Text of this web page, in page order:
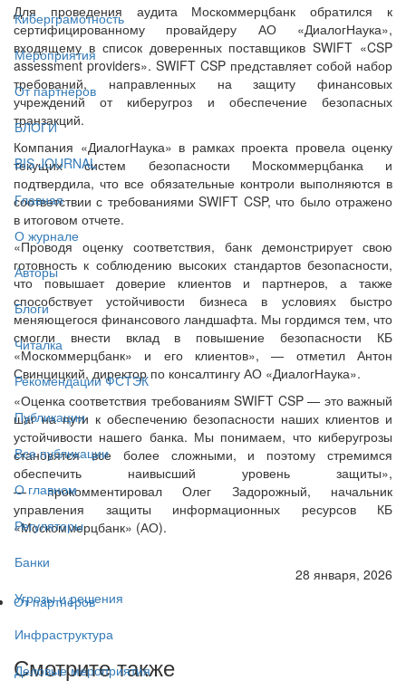
Киберграмотность
Мероприятия
От партнёров
БЛОГИ
BIS JOURNAL
Главная
О журнале
Авторы
Блоги
Читалка
Рекомендации ФСТЭК
Публикации
Все публикации
О главном
Регуляторы
Банки
Угрозы и решения
Инфраструктура
Деловые мероприятия
Для проведения аудита Москоммерцбанк обратился к
сертифицированному провайдеру АО «ДиалогНаука»,
входящему в список доверенных поставщиков SWIFT «CSP
assessment providers». SWIFT CSP представляет собой набор
требований, направленных на защиту финансовых
учреждений от киберугроз и обеспечение безопасных
транзакций.
Компания «ДиалогНаука» в рамках проекта провела оценку
текущих систем безопасности Москоммерцбанка и
подтвердила, что все обязательные контроли выполняются в
соответствии с требованиями SWIFT CSP, что было отражено
в итоговом отчете.
«Проводя оценку соответствия, банк демонстрирует свою
готовность к соблюдению высоких стандартов безопасности,
что повышает доверие клиентов и партнеров, а также
способствует устойчивости бизнеса в условиях быстро
меняющегося финансового ландшафта. Мы гордимся тем, что
смогли внести вклад в повышение безопасности КБ
«Москоммерцбанк» и его клиентов», — отметил Антон
Свинцицкий, директор по консалтингу АО «ДиалогНаука».
«Оценка соответствия требованиям SWIFT CSP — это важный
шаг на пути к обеспечению безопасности наших клиентов и
устойчивости нашего банка. Мы понимаем, что киберугрозы
становятся все более сложными, и поэтому стремимся
обеспечить наивысший уровень защиты»,
— прокомментировал Олег Задорожный, начальник
управления защиты информационных ресурсов КБ
«Москоммерцбанк» (АО).
28 января, 2026
От партнёров
Смотрите также